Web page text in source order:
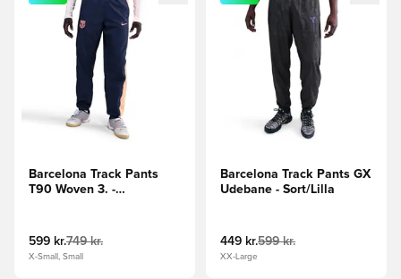
Barcelona Track Pants
T90 Woven 3. -
599 kr.749 kr.
X-Small, Small
Barcelona Track Pants GX
Udebane - Sort/Lilla
449 kr.599 kr.
XX-Large